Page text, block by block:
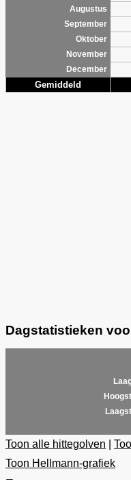
Augustus
September
Oktober
November
December
Gemiddeld
Dagstatistieken
Toon alle hittegolven
Toon Hellmann-grafiek